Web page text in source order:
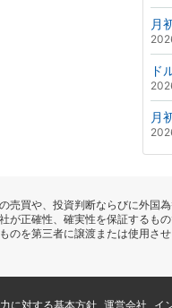
月
ド
月
買や、投資判断ならびに外国
正確性、確実性を保証するも
を第三者に譲渡または使用さ
に対する基本方針 運営会社 イ